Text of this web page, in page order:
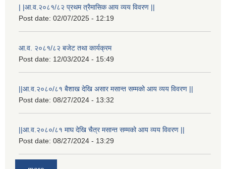
| |आ.व.२०८१/८२ प्रथम त्रैमासिक आय व्यय विवरण ||
Post date: 02/07/2025 - 12:19
आ.व. २०८१/८२ बजेट तथा कार्यक्रम
Post date: 12/03/2024 - 15:49
||आ.व.२०८०/८१ बैशाख देखि असार मसान्त सम्मको आय व्यय विवरण ||
Post date: 08/27/2024 - 13:32
||आ.व.२०८०/८१ माघ देखि चैत्र मसान्त सम्मको आय व्यय विवरण ||
Post date: 08/27/2024 - 13:29